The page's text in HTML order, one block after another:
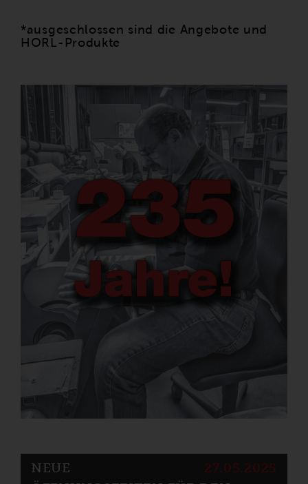
*ausgeschlossen sind die Angebote und
HORL-Produkte
27.05.2025
NEUE